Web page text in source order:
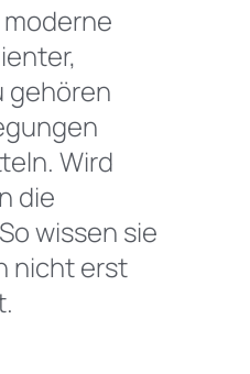
gehören
Wird
die
wissen sie
nicht erst